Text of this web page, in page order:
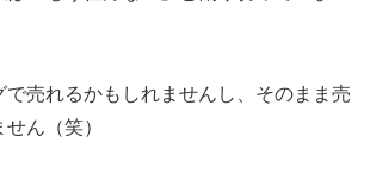
で売れるかもしれませんし、そのまま売
ん（笑）